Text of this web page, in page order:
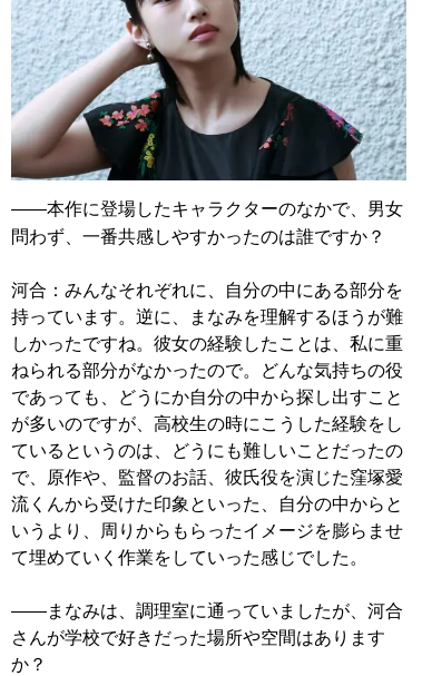
――本作に登場したキャラクターのなかで、男女
問わず、一番共感しやすかったのは誰ですか？
河合：みんなそれぞれに、自分の中にある部分を
持っています。逆に、まなみを理解するほうが難
しかったですね。彼女の経験したことは、私に重
ねられる部分がなかったので。どんな気持ちの役
であっても、どうにか自分の中から探し出すこと
が多いのですが、高校生の時にこうした経験をし
ているというのは、どうにも難しいことだったの
で、原作や、監督のお話、彼氏役を演じた窪塚愛
流くんから受けた印象といった、自分の中からと
いうより、周りからもらったイメージを膨らませ
て埋めていく作業をしていった感じでした。
――まなみは、調理室に通っていましたが、河合
さんが学校で好きだった場所や空間はあります
か？